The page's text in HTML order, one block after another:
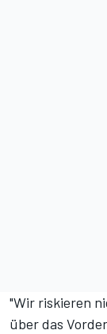
"Wir riskieren
über das